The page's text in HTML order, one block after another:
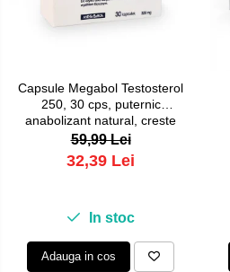
Pulsoximetre
Accesorii
Monitorizare medicala
Stetoscoape
Spirometre portabile
Consumabile medicale
Perii electrice
Articole ingrijire copii
Aspiratoare nazale
Pompe de san
Capsule Megabol Testosterol
250, 30 cps, puternic
anabolizant natural, creste
nivelul de testosteron
59,99 Lei
32,39 Lei
In stoc
Adauga in cos